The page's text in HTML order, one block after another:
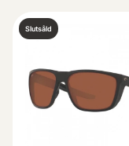
Slutsåld